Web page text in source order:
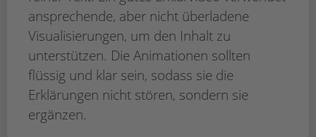
ansprechende, aber nicht überladene
Visualisierungen, um den Inhalt zu
unterstützen. Die Animationen sollten
flüssig und klar sein, sodass sie die
Erklärungen nicht stören, sondern sie
ergänzen.